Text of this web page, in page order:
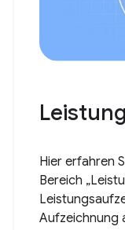
Hier erfahren
Bereich
Aufzeichnung